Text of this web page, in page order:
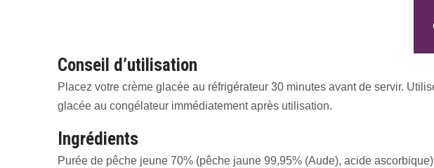
Conseil d’utilisation
Placez votre crème glacée au réfrigérateur 30 minutes avant de servir.
glacée au congélateur immédiatement après utilisation.
Ingrédients
Purée de pêche jeune 70% (pêche jaune 99,95% (Aude), acide